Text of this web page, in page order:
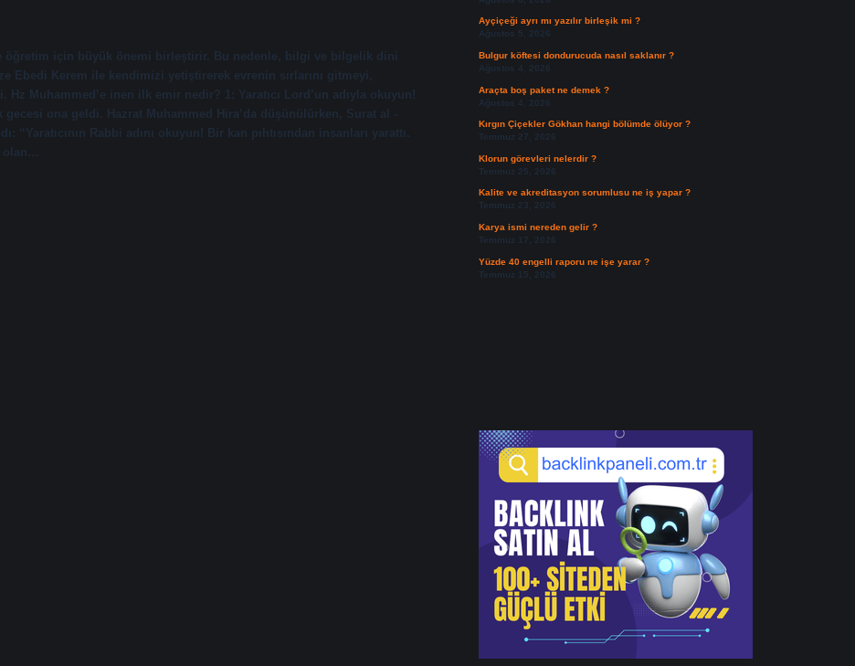
için büyük önemi birleştirir. Bu nedenle, bilgi ve bilgelik dini
Ebedi Kerem ile kendimizi yetiştirerek evrenin sırlarını gitmeyi,
Muhammed’e inen ilk emir nedir? 1: Yaratıcı Lord’un adıyla okuyun!
ona geldi. Hazrat Muhammed Hira’da düşünülürken, Surat al -
“Yaratıcının Rabbi adını okuyun! Bir kan pıhtısından insanları yarattı.
olan…
Ayçiçeği ayrı mı yazılır birleşik mi ?
Ağustos 5, 2026
Bulgur köftesi dondurucuda nasıl saklanır ?
Ağustos 4, 2026
Araçta boş paket ne demek ?
Ağustos 4, 2026
Kırgın Çiçekler Gökhan hangi bölümde ölüyor ?
Temmuz 27, 2026
Klorun görevleri nelerdir ?
Temmuz 25, 2026
Kalite ve akreditasyon sorumlusu ne iş yapar ?
Temmuz 23, 2026
Karya ismi nereden gelir ?
Temmuz 17, 2026
Yüzde 40 engelli raporu ne işe yarar ?
Temmuz 15, 2026